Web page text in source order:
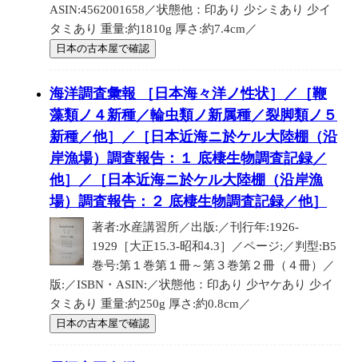
ASIN:4562001658／状態他：印あり 少シミあり 少イ
タミあり 重量:約1810g 厚さ:約7.4cm／
日本の古本屋で確認
海洋調査彙報 ［日本海々洋ノ性状］／［鞭
藻類ノ４新種／輪虫類ノ新属種／裂脚類ノ５
新種／他］／［日本近海ニ於ケル大陸棚（沿
岸漁場）調査報告：１ 底棲生物調査記録／
他］／［日本近海ニ於ケル大陸棚（沿岸漁
場）調査報告：２ 底棲生物調査記録／他］
著者:水産講習所／出版:／刊行年:1926-
1929［大正15.3-昭和4.3］／ページ:／判型:B5
巻号:第１巻第１冊～第３巻第２冊（４冊）／
版:／ISBN・ASIN:／状態他：印あり 少ヤケあり 少イ
タミあり 重量:約250g 厚さ:約0.8cm／
日本の古本屋で確認